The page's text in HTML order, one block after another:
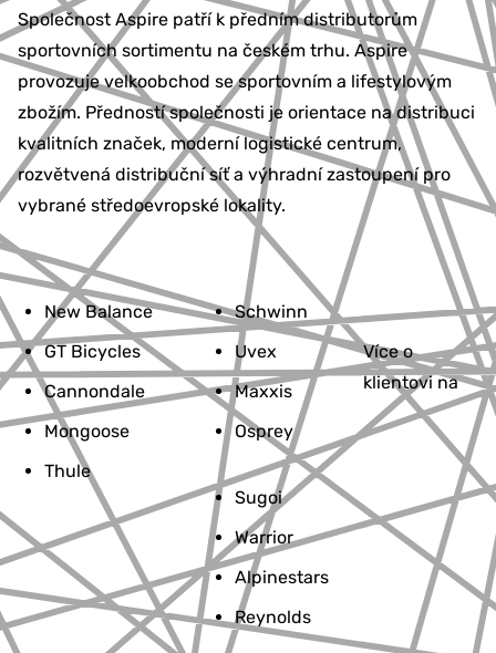
Společnost Aspire patří k předním distributorům
sportovních sortimentu na českém trhu. Aspire
provozuje velkoobchod se sportovním a lifestylovým
zbožím. Předností společnosti je orientace na distribuci
kvalitních značek, moderní logistické centrum,
rozvětvená distribuční síť a výhradní zastoupení pro
vybrané středoevropské lokality.
New Balance
GT Bicycles
Cannondale
Mongoose
Thule
Schwinn
Uvex
Maxxis
Osprey
Sugoi
Warrior
Alpinestars
Reynolds
Více o
klientovi na